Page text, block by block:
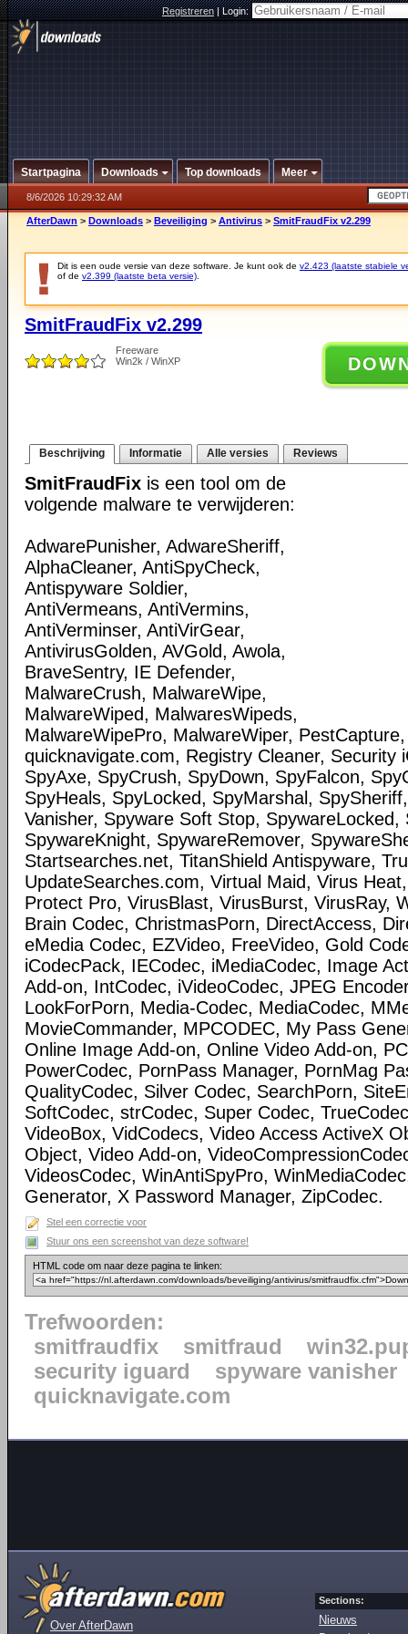
Registreren|Login:
Startpagina Downloads Top downloads Meer
8/6/2026 10:29:32 AM
AfterDawn > Downloads > Beveiliging > Antivirus > SmitFraudFix v2.299
Dit is een oude versie van deze software. Je kunt ook de v2.423 (laatste stabiele
of de v2.399 (laatste beta versie)
SmitFraudFix v2.299
Freeware
Win2k / WinXP
Beschrijving Informatie Alle versies Reviews
SmitFraudFix is een tool om de
volgende malware te verwijderen:
AdwarePunisher, AdwareSheriff,
AlphaCleaner, AntiSpyCheck,
Antispyware Soldier,
AntiVermeans, AntiVermins,
AntiVerminser, AntiVirGear,
AntivirusGolden, AVGold, Awola,
BraveSentry, IE Defender,
MalwareCrush, MalwareWipe,
MalwareWiped, MalwaresWipeds,
MalwareWipePro, MalwareWiper,
quicknavigate.com, Registry Cleaner, Security
SpyAxe, SpyCrush, SpyDown, SpyFalcon,
SpyHeals, SpyLocked, SpyMarshal,
Vanisher, Spyware Soft Stop, SpywareLocked,
SpywareKnight, SpywareRemover,
Startsearches.net, TitanShield Antispyware,
UpdateSearches.com, Virtual Maid, Virus
Protect Pro, VirusBlast, VirusBurst, VirusRay,
Brain Codec, ChristmasPorn, DirectAccess,
eMedia Codec, EZVideo, FreeVideo, Gold
iCodecPack, IECodec, iMediaCodec, Image
Add-on, IntCodec, iVideoCodec, JPEG
LookForPorn, Media-Codec, MediaCodec,
MovieCommander, MPCODEC, My Pass
Online Image Add-on, Online Video Add-on,
PowerCodec, PornPass Manager, PornMag
QualityCodec, Silver Codec, SearchPorn,
SoftCodec, strCodec, Super Codec,
VideoBox, VidCodecs, Video Access ActiveX
Object, Video Add-on,
VideosCodec, WinAntiSpyPro,
Generator, X Password Manager, ZipCodec.
Stel een correctie voor
Stuur ons een screenshot van deze software!
HTML code om naar deze pagina te linken:
Trefwoorden:
smitfraudfix
smitfraud
security iguard
spyware vanisher
quicknavigate.com
Over AfterDawn
Sections:
Nieuws